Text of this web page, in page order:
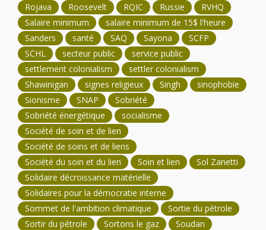
Rojava
Roosevelt RQIC Russie
RVHQ
Salaire minimum
salaire minimum de 15$ l'heure
Sanders
santé SAQ Sayona
SCFP
SCHL
secteur public
service public
settlement colonialism
settler colonialism
Shawinigan
signes religieux Singh
sinophobie
Sionisme
SNAP
Sobriété
Sobriété énergétique
socialisme
Société de soin et de lien
Société de soins et de liens
Société du soin et du lien
Soin et lien
Sol Zanetti
Solidaire décroissance matérielle
Solidaires pour la démocratie interne
Sommet de l'ambition climatique
Sortie du pétrole
Sortir du pétrole
Sortons le gaz
Soudan